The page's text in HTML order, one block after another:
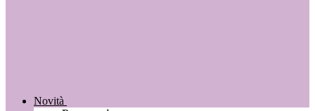
Novità